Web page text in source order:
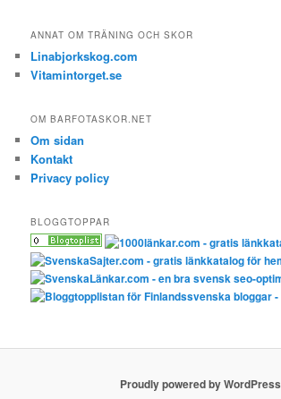
ANNAT OM TRÄNING OCH SKOR
Linabjorkskog.com
Vitamintorget.se
OM BARFOTASKOR.NET
Om sidan
Kontakt
Privacy policy
BLOGGTOPPAR
Proudly powered by WordPress